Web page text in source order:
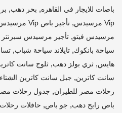
باصات للايجار في القاهره, بحر دهب,
Vi̇p مرسيدس
, تأجير باص Vi̇p مرسيدس سبرنتر
مرسيدس فيتو, تأجير مرسيدس
سياحة بانكوك, تايلاند سياحة شباب,
هايس, ثري بولز دهب, ثلوج سانت
سانت كاترين, جبل سانت كاترين الشتاء
رحلات مصر للطيران, جدول رحلات
باص رايح دهب, جو باص, حافلات رحلات